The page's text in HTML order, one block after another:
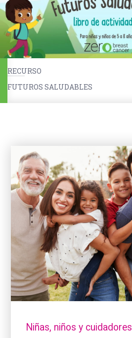
RECURSO
FUTUROS SALUDABLES
Niñas, niños y cuidadores
Niñas, niños y cuidadores